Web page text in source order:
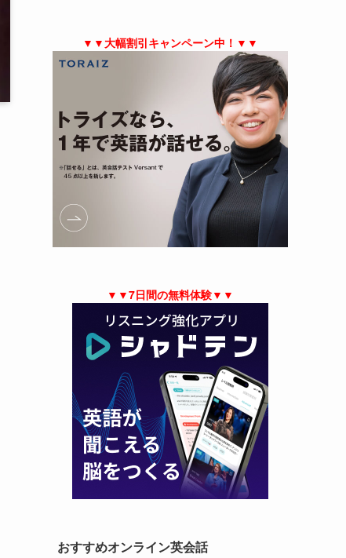
▼▼大幅割引キャンペーン中！▼▼
▼▼7日間の無料体験▼▼
おすすめオンライン英会話